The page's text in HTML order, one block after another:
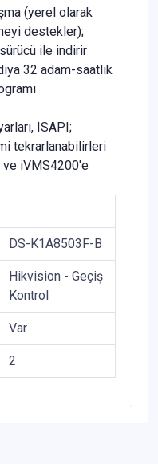
(yerel olarak
destekler);
sürücü ile indirir
32 adam-saatlik
ISAPI;
tekrarlanabilirleri
ve iVMS4200'e
DS-K1A8503F-B
Hikvision - Geçiş
Kontrol
Var
2